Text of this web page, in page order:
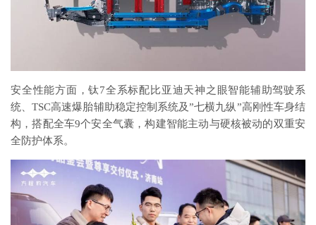
安全性能方面，钛7全系标配比亚迪天神之眼智能辅助驾驶系
统、TSC高速爆胎辅助稳定控制系统及”七横九纵”高刚性车身结
构，搭配全车9个安全气囊，构建智能主动与硬核被动的双重安
全防护体系。